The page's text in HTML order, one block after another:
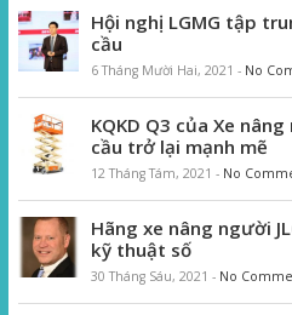
Hội nghị LGMG tập
cầu
6 Tháng Mười Hai, 2021 - No
KQKD Q3 của Xe
cầu trở lại mạnh mẽ
12 Tháng Tám, 2021 - No
Hãng xe nâng người
kỹ thuật số
30 Tháng Sáu, 2021 - No